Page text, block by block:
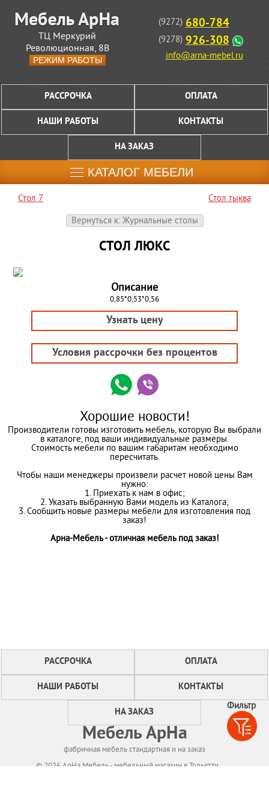
Фильтр
ТЦ Меркурий
Революционная, 8В
РЕЖИМ РАБОТЫ
(9272) 680-784
(9278) 926-308
info@arna-mebel.ru
РАССРОЧКА ОПЛАТА
НАШИ РАБОТЫ КОНТАКТЫ
НА ЗАКАЗ
КАТАЛОГ МЕБЕЛИ
Стол 7
Стол тыква
Вернуться к: Журнальные столы
СТОЛ ЛЮКС
Описание
0,85*0,53*0,56
Узнать цену
Условия рассрочки без процентов
Хорошие новости!
Производители готовы изготовить мебель, которую Вы выбрали
в каталоге, под ваши индивидуальные размеры.
Стоимость мебели по вашим габаритам необходимо
пересчитать.
Чтобы наши менеджеры произвели расчет новой цены Вам
нужно:
1. Приехать к нам в офис;
2. Указать выбранную Вами модель из Каталога;
3. Сообщить новые размеры мебели для изготовления под
заказ!
Арна-Мебель - отличная мебель под заказ!
РАССРОЧКА ОПЛАТА
НАШИ РАБОТЫ КОНТАКТЫ
НА ЗАКАЗ
Мебель АрНа
фабричная мебель стандартная и на заказ
© 2026 АрНа Мебель - мебельный магазин в Тольятти